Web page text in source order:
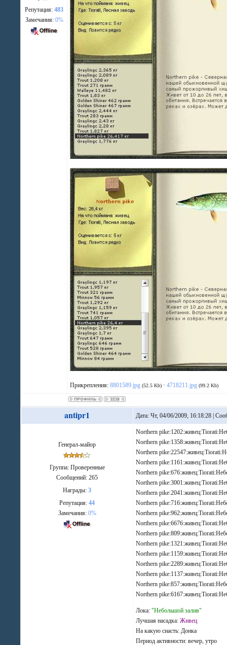
Репутация:483
Замечания: 0%
Прикрепления:8801589.jpg (52.5 Kb) ·4718211.jpg (99.2 Kb)
antipr1 Дата: Чт, 04/06/2009, 16:18:28 |
Генерал-майор
Группа: Проверенные
Сообщений:265
Награды:3
Репутация:44
Замечания: 0%
Northern
Northern
Northern
Northern
Northern
Northern
Northern
Northern
Northern
Northern
Northern
Northern
Northern
Northern
Northern
Northern
Northern
Лока:"Небольшой залив"
Лучшая насадка:Живец
На какую снасть: Донка
Период активности: вечер, утро